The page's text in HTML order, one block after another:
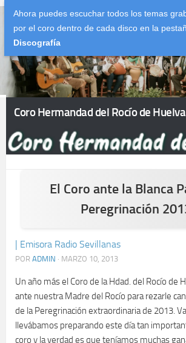
Ahora puedes escuchar todos los temas
por el coro dentro de cada disco en la
Discografía
Saltar al contenido
Coro Hermandad del Rocío de Huelva
El Coro ante la Blanca
Peregrinación
| Emisora Radio Sevillanas
POR ADMIN · MARZO 10, 2013
Un año más el Coro de la Hdad. del Rocío de
ante nuestra Madre del Rocío para rezarle
de la Peregrinación extraordinaria de 2013.
llevábamos preparando este día tan
coro y la verdad es que teníamos muchas